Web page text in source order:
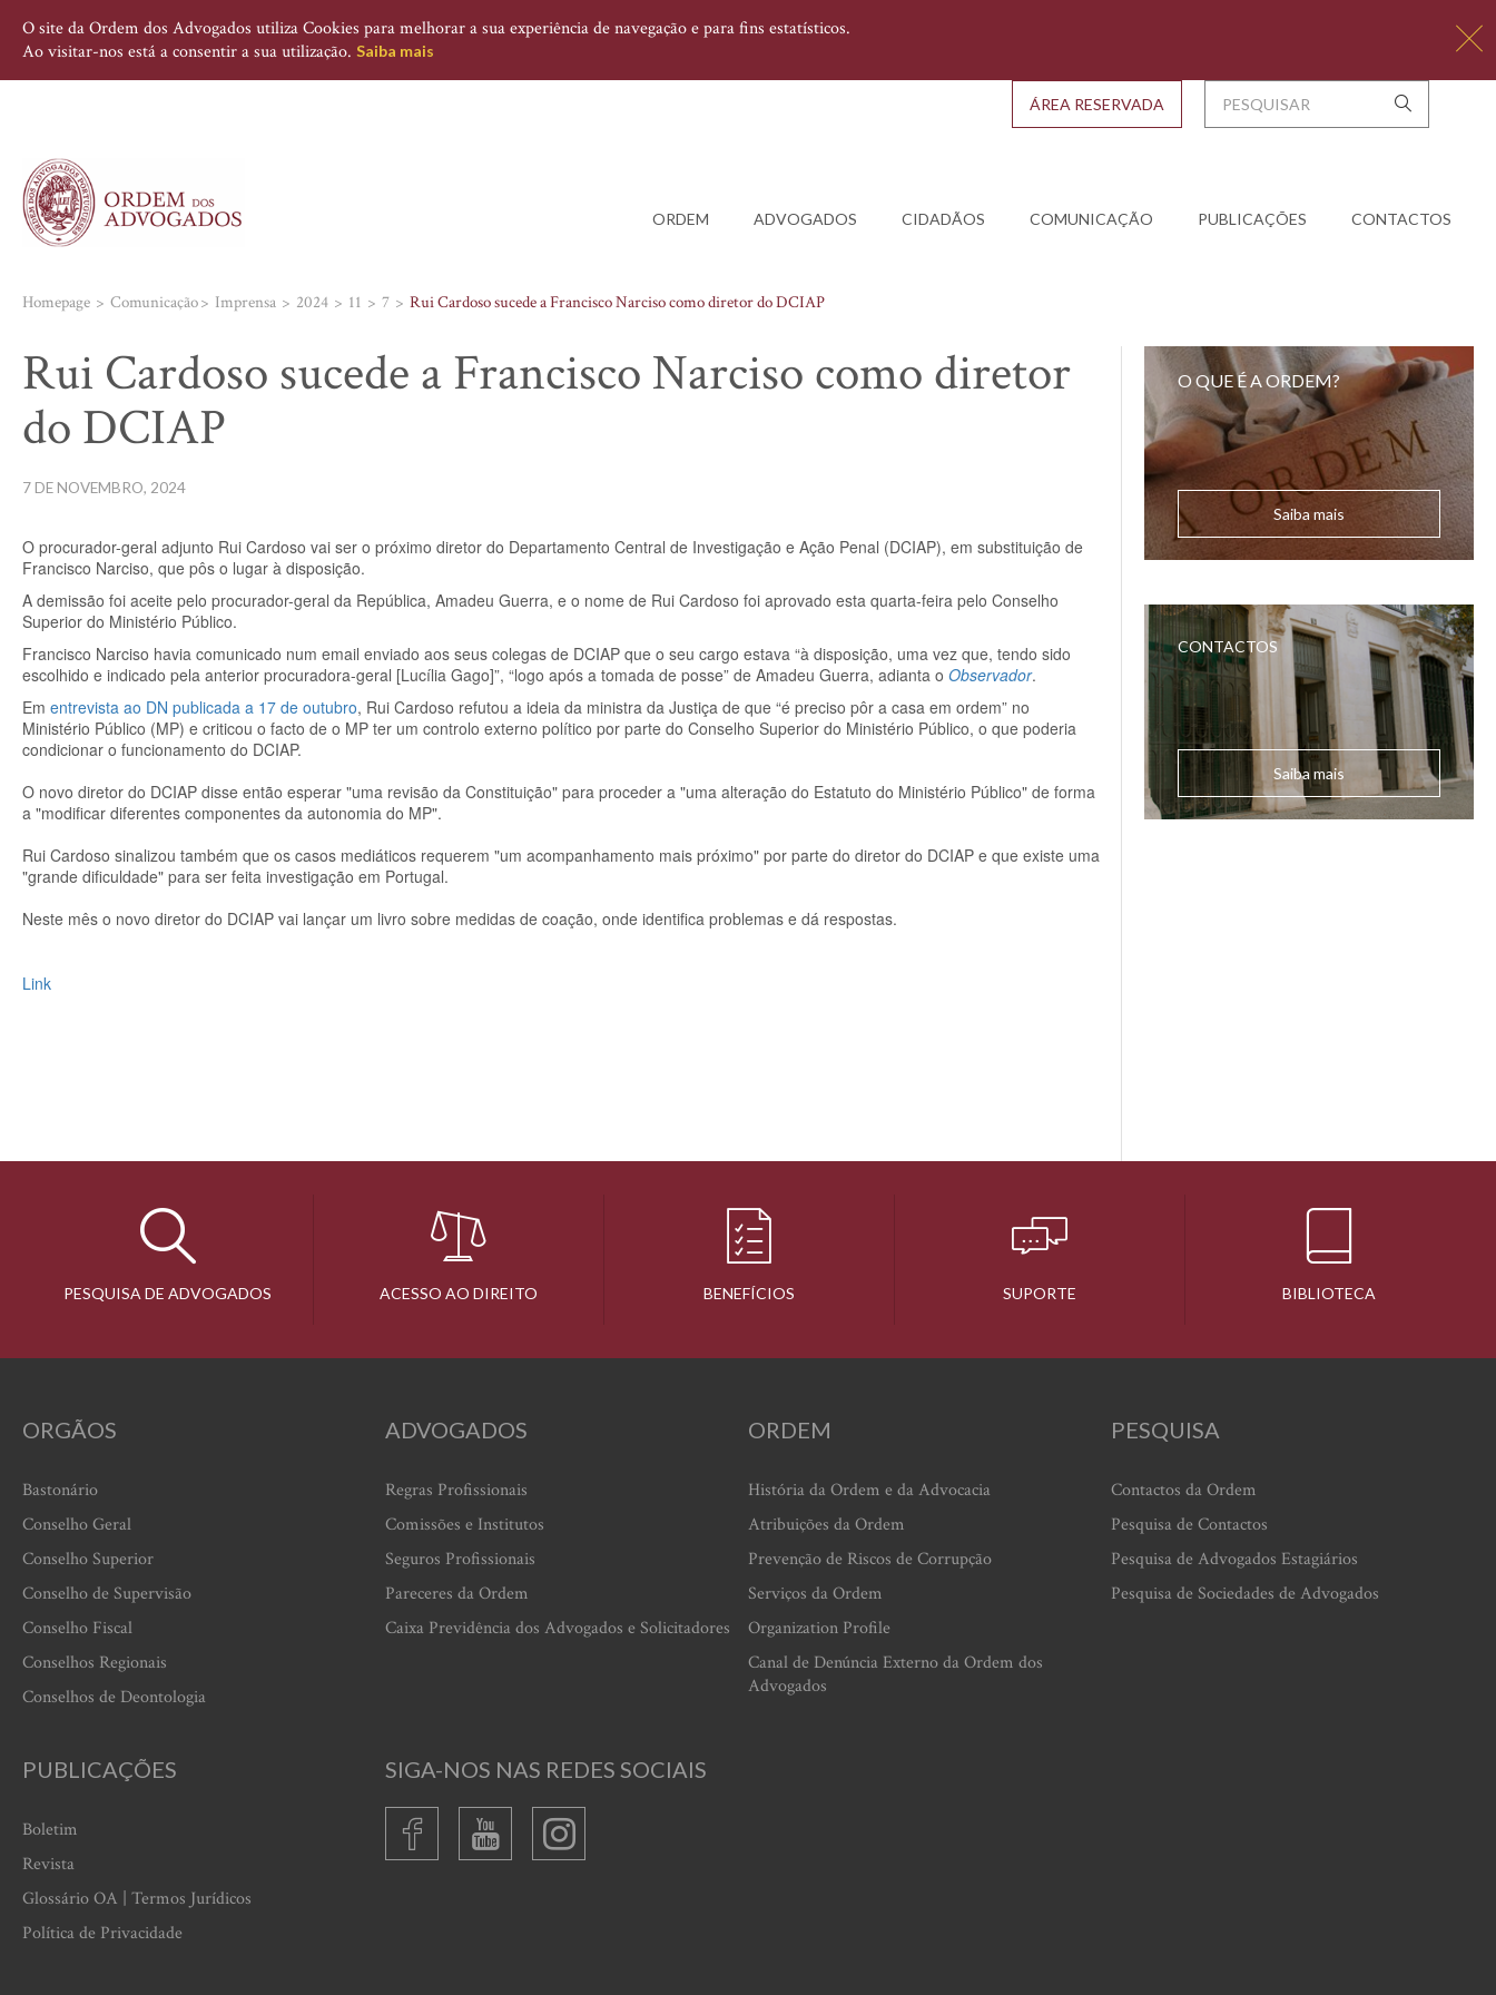
O site da Ordem dos Advogados utiliza Cookies para melhorar a sua experiência de navegação e para fins estatísticos.
Ao visitar-nos está a consentir a sua utilização. Saiba mais
ORDEM ADVOGADOS CIDADÃOS COMUNICAÇÃO PUBLICAÇÕES CONTACTOS
ÁREA RESERVADA
Homepage Comunicação Imprensa 2024 11 7 Rui Cardoso sucede a Francisco Narciso como diretor do DCIAP
Rui Cardoso sucede a Francisco Narciso como diretor
do DCIAP
7 DE NOVEMBRO, 2024
O procurador-geral adjunto Rui Cardoso vai ser o próximo diretor do Departamento Central de Investigação e Ação Penal (DCIAP), em substituição de
Francisco Narciso, que pôs o lugar à disposição.
A demissão foi aceite pelo procurador-geral da República, Amadeu Guerra, e o nome de Rui Cardoso foi aprovado esta quarta-feira pelo Conselho
Superior do Ministério Público.
Francisco Narciso havia comunicado num email enviado aos seus colegas de DCIAP que o seu cargo estava “à disposição, uma vez que, tendo sido
escolhido e indicado pela anterior procuradora-geral [Lucília Gago]”, “logo após a tomada de posse” de Amadeu Guerra, adianta o Observador.
Em entrevista ao DN publicada a 17 de outubro, Rui Cardoso refutou a ideia da ministra da Justiça de que “é preciso pôr a casa em ordem” no
Ministério Público (MP) e criticou o facto de o MP ter um controlo externo político por parte do Conselho Superior do Ministério Público, o que poderia
condicionar o funcionamento do DCIAP.
O novo diretor do DCIAP disse então esperar "uma revisão da Constituição" para proceder a "uma alteração do Estatuto do Ministério Público" de forma
a "modificar diferentes componentes da autonomia do MP".
Rui Cardoso sinalizou também que os casos mediáticos requerem "um acompanhamento mais próximo" por parte do diretor do DCIAP e que existe uma
"grande dificuldade" para ser feita investigação em Portugal.
Neste mês o novo diretor do DCIAP vai lançar um livro sobre medidas de coação, onde identifica problemas e dá respostas.
Link
O QUE É A ORDEM?
Saiba mais
CONTACTOS
Saiba mais
PESQUISA DE ADVOGADOS ACESSO AO DIREITO BENEFÍCIOS SUPORTE BIBLIOTECA
ORGÃOS
Bastonário
Conselho Geral
Conselho Superior
Conselho de Supervisão
Conselho Fiscal
Conselhos Regionais
Conselhos de Deontologia
ADVOGADOS
Regras Profissionais
Comissões e Institutos
Seguros Profissionais
Pareceres da Ordem
Caixa Previdência dos Advogados e Solicitadores
ORDEM
História da Ordem e da Advocacia
Atribuições da Ordem
Prevenção de Riscos de Corrupção
Serviços da Ordem
Organization Profile
Canal de Denúncia Externo da Ordem dos
Advogados
PESQUISA
Contactos da Ordem
Pesquisa de Contactos
Pesquisa de Advogados Estagiários
Pesquisa de Sociedades de Advogados
PUBLICAÇÕES
Boletim
Revista
Glossário OA | Termos Jurídicos
Política de Privacidade
SIGA-NOS NAS REDES SOCIAIS